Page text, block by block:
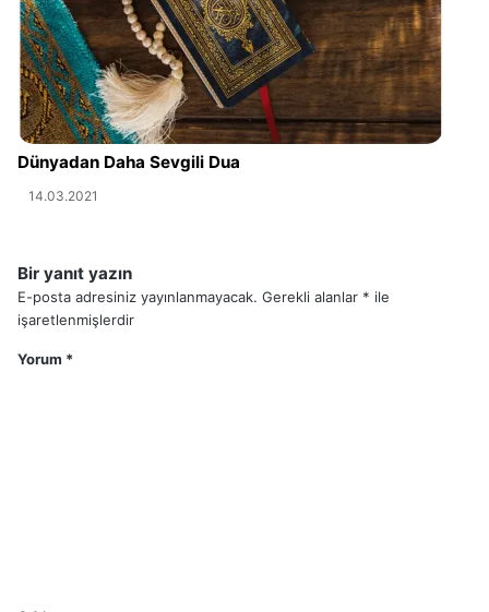
Dünyadan Daha Sevgili Dua
14.03.2021
Bir yanıt yazın
E-posta adresiniz yayınlanmayacak. Gerekli alanlar * ile
işaretlenmişlerdir
Yorum *